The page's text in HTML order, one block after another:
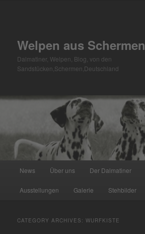
Welpen aus Schermen
Dalmatiner, Welpen, Blog, von den
Sandstücken,Schermen,Deutschland
News Über uns Der Dalmatiner
Ausstellungen Galerie Stehbilder
CATEGORY ARCHIVES:WURFKISTE